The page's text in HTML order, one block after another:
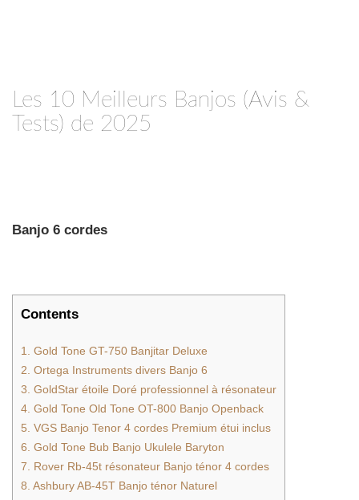
Les 10 Meilleurs Banjos (Avis &
Tests) de 2025
Banjo 6 cordes
Contents
1. Gold Tone GT-750 Banjitar Deluxe
2. Ortega Instruments divers Banjo 6
3. GoldStar étoile Doré professionnel à résonateur
4. Gold Tone Old Tone OT-800 Banjo Openback
5. VGS Banjo Tenor 4 cordes Premium étui inclus
6. Gold Tone Bub Banjo Ukulele Baryton
7. Rover Rb-45t résonateur Banjo ténor 4 cordes
8. Ashbury AB-45T Banjo ténor Naturel